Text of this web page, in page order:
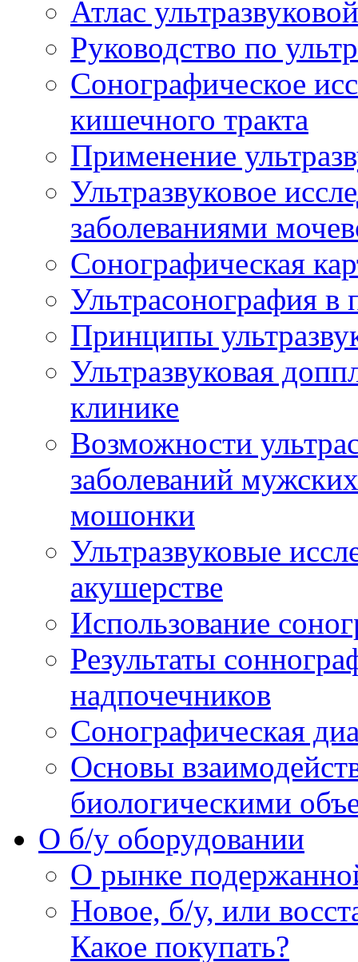
Атлас
Руководство по
Сонографическое
кишечного тракта
Применение
Ультразвуковое
заболеваниями
Сонографическая
Ультрасонография в
Принципы
Ультразвуковая
клинике
Возможности
заболеваний
мошонки
Ультразвуковые
акушерстве
Использование
Результаты
надпочечников
Сонографическая
Основы
биологическими
O б/у оборудовании
О рынке
Новое, б/у, или
Какое покупать?